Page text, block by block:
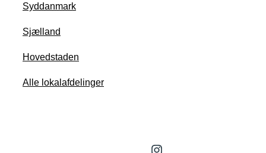
Syddanmark
Sjælland
Hovedstaden
Alle lokalafdelinger